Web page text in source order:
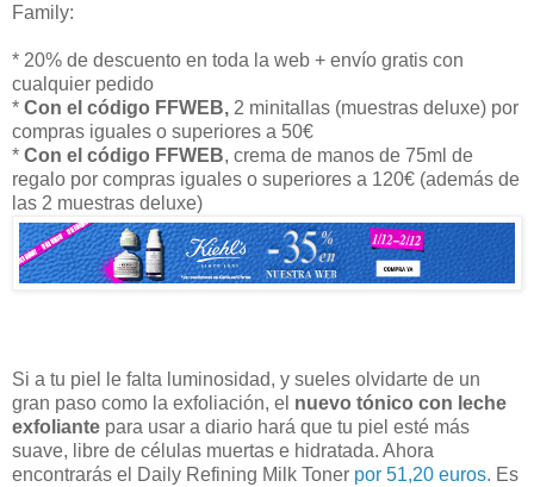
Family:
* 20% de descuento en toda la web + envío gratis con
cualquier pedido
* Con el código FFWEB, 2 minitallas (muestras deluxe) por
compras iguales o superiores a 50€
* Con el código FFWEB, crema de manos de 75ml de
regalo por compras iguales o superiores a 120€ (además de
las 2 muestras deluxe)
Si a tu piel le falta luminosidad, y sueles olvidarte de un
gran paso como la exfoliación, el nuevo tónico con leche
exfoliante para usar a diario hará que tu piel esté más
suave, libre de células muertas e hidratada. Ahora
encontrarás el Daily Refining Milk Toner por 51,20 euros. Es